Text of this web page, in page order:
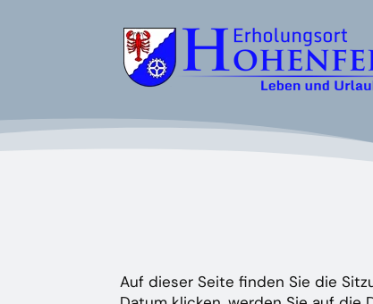
Auf dieser Seite finden Sie die